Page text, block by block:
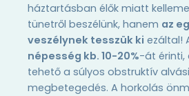
háztartásban élők miatt
tünetről beszélünk, hanem az
veszélynek tesszük ki ezáltal!
népesség kb. 10-20%-át érinti,
tehető a súlyos obstruktív
megbetegedés. A horkolás